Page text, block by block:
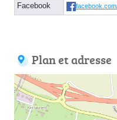
Facebook
Plan et adresse